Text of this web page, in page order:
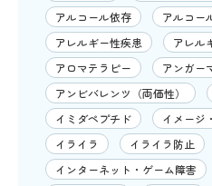
アルコール依存
アルコー
アレルギー性疾患
アレル
アロマテラピー
アンガー
アンビバレンツ（両価性）
イミダペプチド
イメージ
イライラ
イライラ防止
インターネット・ゲーム障害